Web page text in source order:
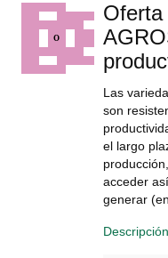
Oferta
Las
son
el largo
acceder
generar